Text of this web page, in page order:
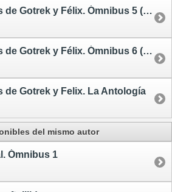
Las Aventuras de Gotrek y Félix. Ómnibus 5 (de 6)
Las Aventuras de Gotrek y Félix. Ómnibus 6 (de 6)
de Gotrek y Felix. La Antología
del mismo autor
Ómnibus 1